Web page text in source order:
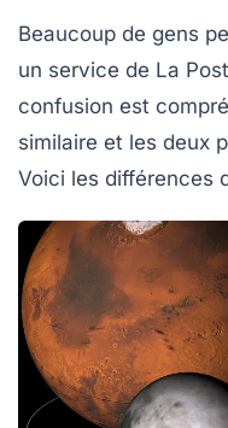
Beaucoup de gens
un service de La
confusion est
similaire et les deux
Voici les différences